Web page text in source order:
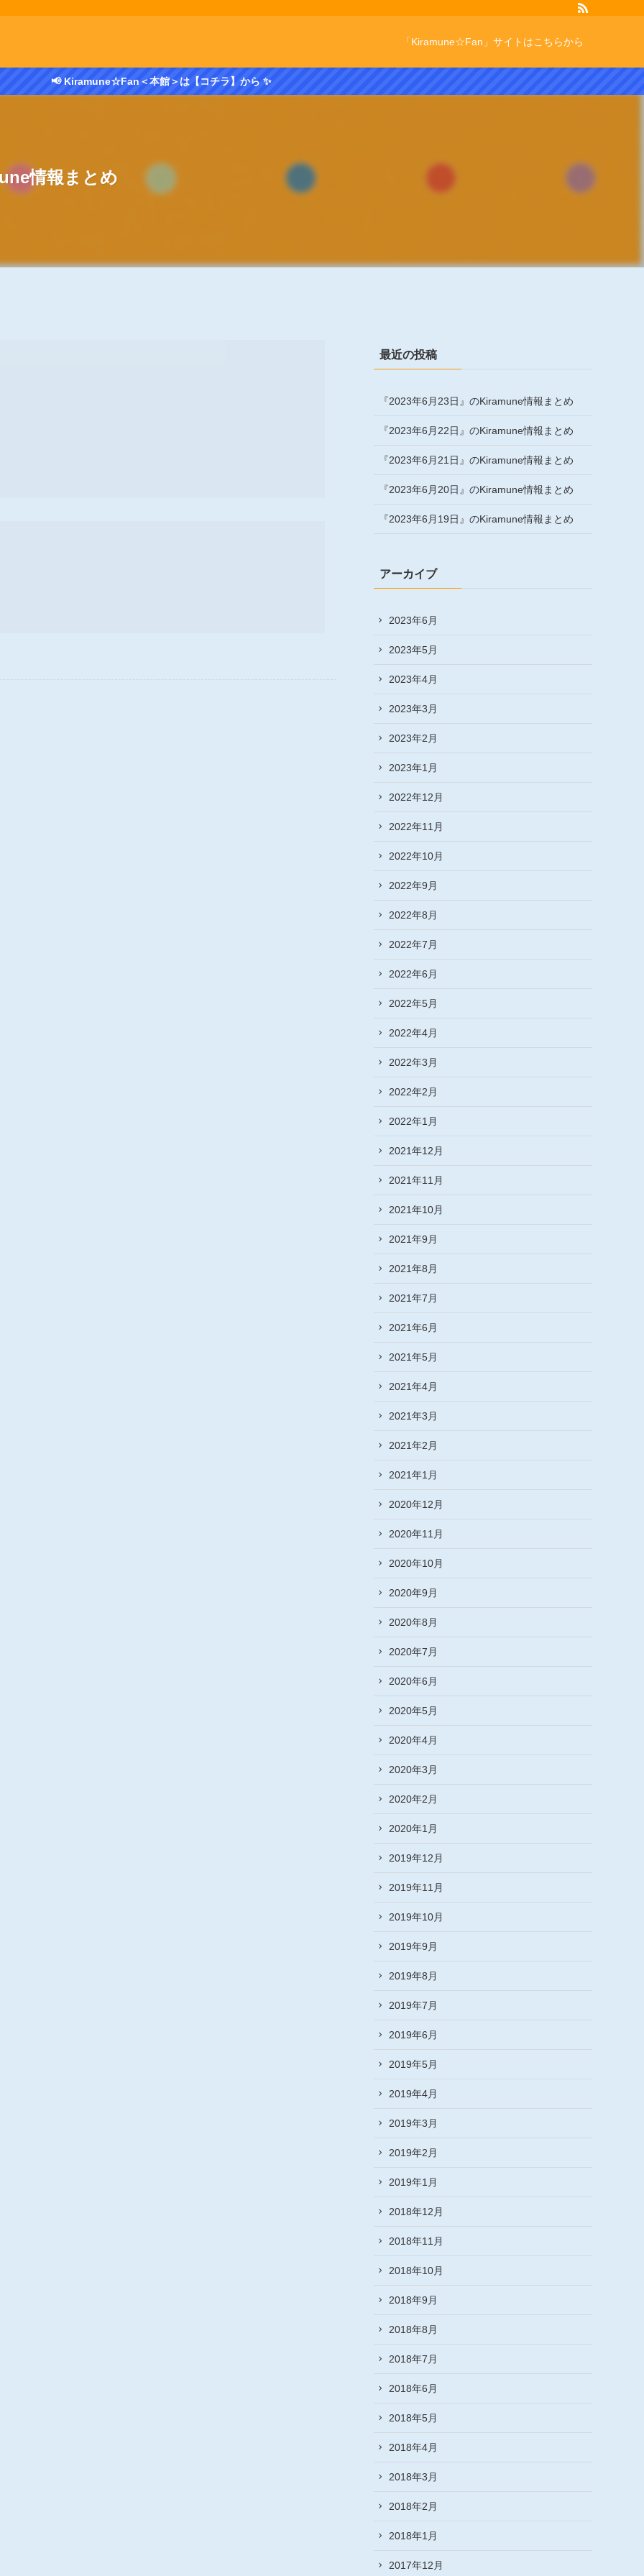
「Kiramune☆Fan」サイトはこちらから
📢 Kiramune☆Fan＜本館＞は【コチラ】から ✨
情報まとめ
最近の投稿
『2023年6月23日』のKiramune情報まとめ
『2023年6月22日』のKiramune情報まとめ
『2023年6月21日』のKiramune情報まとめ
『2023年6月20日』のKiramune情報まとめ
『2023年6月19日』のKiramune情報まとめ
アーカイブ
2023年6月
2023年5月
2023年4月
2023年3月
2023年2月
2023年1月
2022年12月
2022年11月
2022年10月
2022年9月
2022年8月
2022年7月
2022年6月
2022年5月
2022年4月
2022年3月
2022年2月
2022年1月
2021年12月
2021年11月
2021年10月
2021年9月
2021年8月
2021年7月
2021年6月
2021年5月
2021年4月
2021年3月
2021年2月
2021年1月
2020年12月
2020年11月
2020年10月
2020年9月
2020年8月
2020年7月
2020年6月
2020年5月
2020年4月
2020年3月
2020年2月
2020年1月
2019年12月
2019年11月
2019年10月
2019年9月
2019年8月
2019年7月
2019年6月
2019年5月
2019年4月
2019年3月
2019年2月
2019年1月
2018年12月
2018年11月
2018年10月
2018年9月
2018年8月
2018年7月
2018年6月
2018年5月
2018年4月
2018年3月
2018年2月
2018年1月
2017年12月